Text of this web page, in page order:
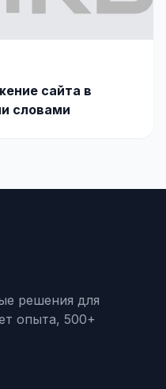
сайта в
словами
решения для
опыта, 500+